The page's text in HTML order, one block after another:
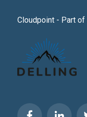
Cloudpoint - Part of